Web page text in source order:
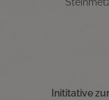
Inititative